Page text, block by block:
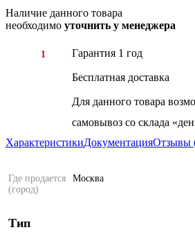
Наличие данного товара
необходимо уточнить у менеджера
1 Гарантия 1 год
Бесплатная доставка
Для данного товара
самовывоз со склада
ХарактеристикиДокументацияОтзывы
Где продается
(город)
Москва
Тип